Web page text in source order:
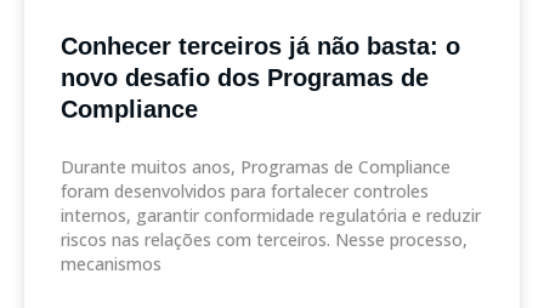
Conhecer terceiros já não basta: o
novo desafio dos Programas de
Compliance
Durante muitos anos, Programas de Compliance
foram desenvolvidos para fortalecer controles
internos, garantir conformidade regulatória e reduzir
riscos nas relações com terceiros. Nesse processo,
mecanismos